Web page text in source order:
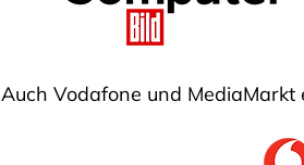
Auch Vodafone und